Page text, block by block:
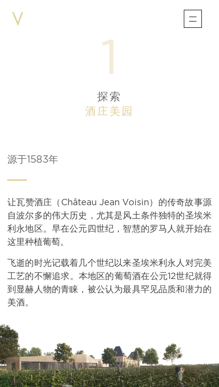
1
探索
酒庄美园
源于1583年
让瓦赞酒庄（ Château Jean Voisin）的传奇故事源
自波尔多的伟大历史，尤其是风土条件独特的圣埃米
利永地区。早在公元四世纪，智慧的罗马人就开始在
这里种植葡萄。
飞逝的时光记载着几个世纪以来圣埃米利永人对完美
工艺的不懈追求。本地区的葡萄酒在公元12世纪就得
到显赫人物的青睐，被公认为最具罕见品质和潜力的
美酒。